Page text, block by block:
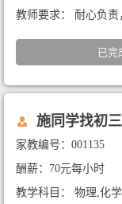
小时
教师要求： 耐心负责
已完
施同学找初
家教编号：001135
酬薪：70元每小时
教学科目： 物理,化学